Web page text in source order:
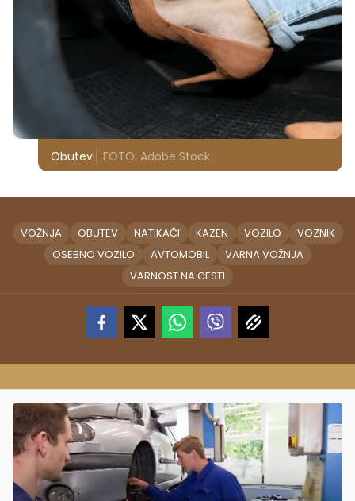
Obutev FOTO: Adobe Stock
VOŽNJA OBUTEV NATIKAČI KAZEN VOZILO
VOZNIK
OSEBNO VOZILO
AVTOMOBIL
VARNA VOŽNJA
VARNOST NA CESTI